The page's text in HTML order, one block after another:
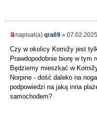
napisał(a) qra69 »
Czy w okolicy Komižy jest
Prawdopodobnie biorę w tym
Będziemy mieszkać w
Norpine - dość daleko na
podpowiedzi na jaką inna
samochodem?